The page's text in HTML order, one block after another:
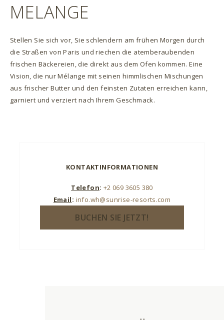
MELANGE
Stellen Sie sich vor, Sie schlendern am frühen Morgen durch
die Straßen von Paris und riechen die atemberaubenden
frischen Bäckereien, die direkt aus dem Ofen kommen. Eine
Vision, die nur Mélange mit seinen himmlischen Mischungen
aus frischer Butter und den feinsten Zutaten erreichen kann,
garniert und verziert nach Ihrem Geschmack.
KONTAKTINFORMATIONEN
Telefon: +2 069 3605 380
Email: info.wh@sunrise-resorts.com
BUCHEN SIE JETZT!